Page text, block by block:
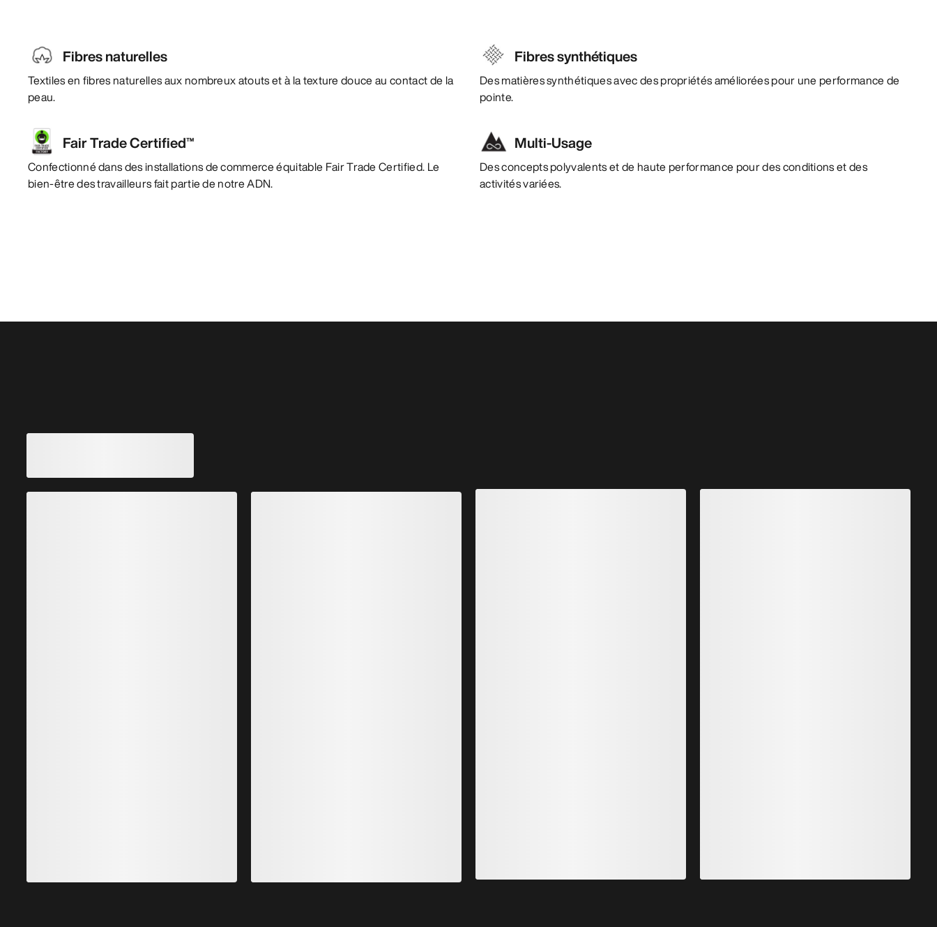
Fibres naturelles
Textiles en fibres naturelles aux nombreux atouts et à la texture douce au contact de la
peau.
Fibres synthétiques
Des matières synthétiques avec des propriétés améliorées pour une performance de
pointe.
Fair Trade Certified™
Confectionné dans des installations de commerce équitable Fair Trade Certified. Le
bien-être des travailleurs fait partie de notre ADN.
Multi-Usage
Des concepts polyvalents et de haute performance pour des conditions et des
activités variées.